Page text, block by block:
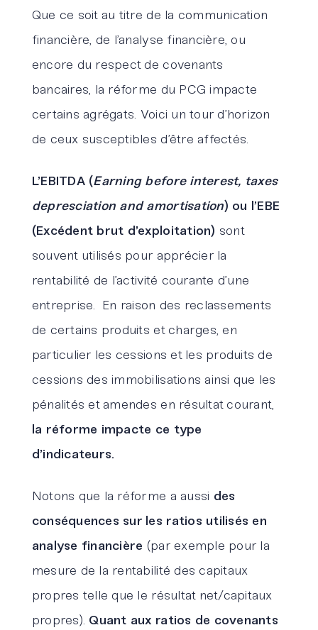
Que ce soit au titre de la communication
financière, de l’analyse financière, ou
encore du respect de covenants
bancaires, la réforme du PCG impacte
certains agrégats. Voici un tour d’horizon
de ceux susceptibles d’être affectés.
L’EBITDA (Earning before interest, taxes
depresciation and amortisation) ou l’EBE
(Excédent brut d’exploitation) sont
souvent utilisés pour apprécier la
rentabilité de l’activité courante d’une
entreprise. En raison des reclassements
de certains produits et charges, en
particulier les cessions et les produits de
cessions des immobilisations ainsi que les
pénalités et amendes en résultat courant,
la réforme impacte ce type
d’indicateurs.
Notons que la réforme a aussi des
conséquences sur les ratios utilisés en
analyse financière (par exemple pour la
mesure de la rentabilité des capitaux
propres telle que le résultat net/capitaux
propres). Quant aux ratios de covenants